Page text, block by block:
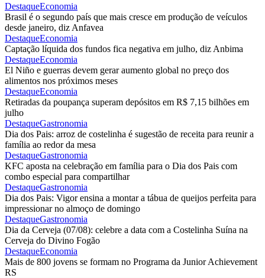
DestaqueEconomia
Brasil é o segundo país que mais cresce em produção de veículos
desde janeiro, diz Anfavea
DestaqueEconomia
Captação líquida dos fundos fica negativa em julho, diz Anbima
DestaqueEconomia
El Niño e guerras devem gerar aumento global no preço dos
alimentos nos próximos meses
DestaqueEconomia
Retiradas da poupança superam depósitos em R$ 7,15 bilhões em
julho
DestaqueGastronomia
Dia dos Pais: arroz de costelinha é sugestão de receita para reunir a
família ao redor da mesa
DestaqueGastronomia
KFC aposta na celebração em família para o Dia dos Pais com
combo especial para compartilhar
DestaqueGastronomia
Dia dos Pais: Vigor ensina a montar a tábua de queijos perfeita para
impressionar no almoço de domingo
DestaqueGastronomia
Dia da Cerveja (07/08): celebre a data com a Costelinha Suína na
Cerveja do Divino Fogão
DestaqueEconomia
Mais de 800 jovens se formam no Programa da Junior Achievement
RS